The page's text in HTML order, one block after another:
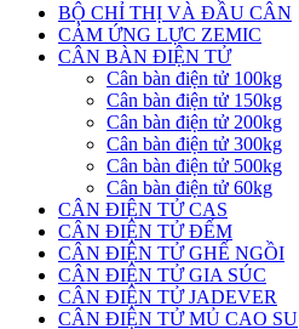
BỘ CHỈ THỊ VÀ ĐẦU CÂN
CẢM ỨNG LỰC ZEMIC
CÂN BÀN ĐIỆN TỬ
Cân bàn điện tử 100kg
Cân bàn điện tử 150kg
Cân bàn điện tử 200kg
Cân bàn điện tử 300kg
Cân bàn điện tử 500kg
Cân bàn điện tử 60kg
CÂN ĐIỆN TỬ CAS
CÂN ĐIỆN TỬ ĐẾM
CÂN ĐIỆN TỬ GHẾ NGỒI
CÂN ĐIỆN TỬ GIA SÚC
CÂN ĐIỆN TỬ JADEVER
CÂN ĐIỆN TỬ MỦ CAO SU